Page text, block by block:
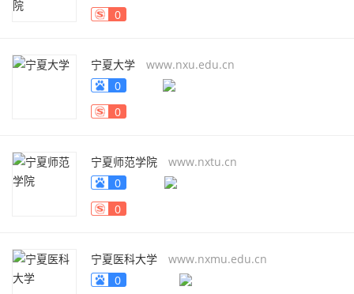
0
宁夏大学
www.nxu.edu.cn
0
0
宁夏师范学院
www.nxtu.cn
0
0
宁夏医科大学
www.nxmu.edu.cn
0